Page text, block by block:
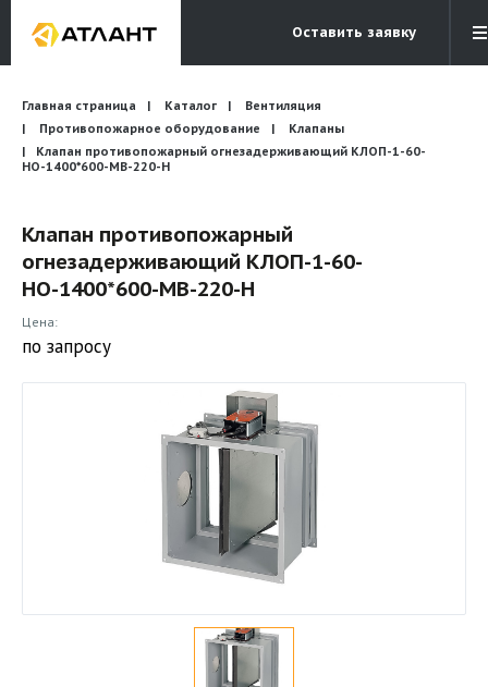
Оставить заявку
Электронная почта
info@atlantcompany.ru
Бесплатный звонок
8 (495) 532-45-07
Бренды
Каталоги
Бланки запросов
Главная страница Каталог
Вентиляция
Противопожарное оборудование
Клапаны
Клапан противопожарный огнезадерживающий КЛОП-1-60-
НО-1400*600-МВ-220-H
Клапан противопожарный
огнезадерживающий КЛОП-1-60-
НО-1400*600-МВ-220-H
Цена:
по запросу